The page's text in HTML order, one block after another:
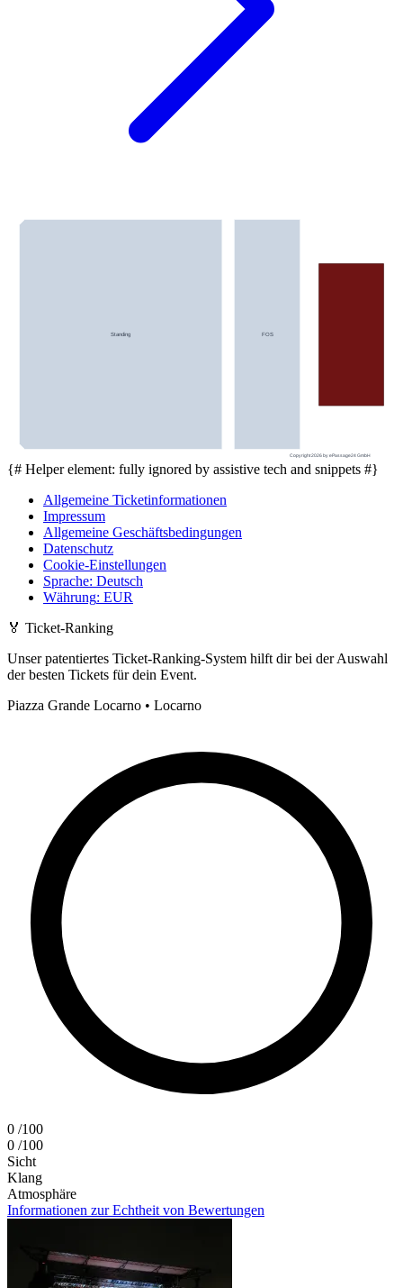
FOS
Standing
Copyright 2026 by ePassage24 GmbH
{# Helper element: fully ignored by assistive tech and snippets #}
Allgemeine Ticketinformationen
Impressum
Allgemeine Geschäftsbedingungen
Datenschutz
Cookie-Einstellungen
Sprache: Deutsch
Währung: EUR
🏅 Ticket-Ranking
Unser patentiertes Ticket-Ranking-System hilft dir bei der Auswahl
der besten Tickets für dein Event.
Piazza Grande Locarno • Locarno
0 /100
0 /100
Sicht
Klang
Atmosphäre
Informationen zur Echtheit von Bewertungen